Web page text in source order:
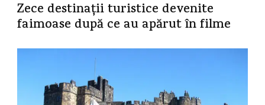
Zece destinații turistice devenite
faimoase după ce au apărut în filme